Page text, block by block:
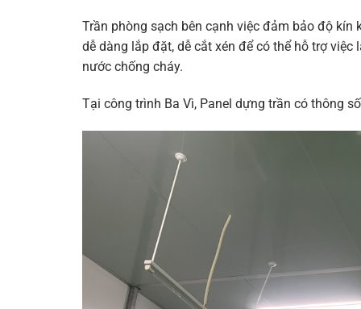
Trần phòng sạch bên cạnh việc đảm bảo độ
dễ dàng lắp đặt, dễ cắt xén để có thể hỗ trợ
nước chống cháy.
Tại công trình Ba Vì, Panel dựng trần có thông